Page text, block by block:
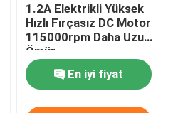
1.2A Elektrikli Yüksek
Hızlı Fırçasız DC Motor
115000rpm Daha Uzun
Ömür
En iyi fiyat